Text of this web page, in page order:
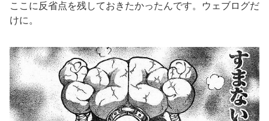
ここに反省点を残しておきたかったんです。ウェブログだ
けに。